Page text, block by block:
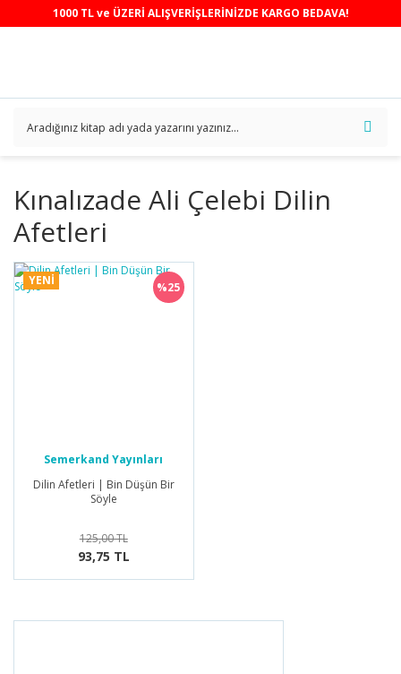
1000 TL ve ÜZERİ ALIŞVERİŞLERİNİZDE KARGO BEDAVA!
Kınalızade Ali Çelebi Dilin
Afetleri
YENİ %25
Semerkand Yayınları
Dilin Afetleri | Bin Düşün Bir
Söyle
125,00 TL
93,75 TL